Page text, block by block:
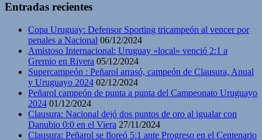
Entradas recientes
Copa Uruguay: Defensor Sporting tricampeón al vencer por
penales a Nacional 06/12/2024
Amistoso Internacional: Uruguay «local» venció 2:1 a
Gremio en Rivera 05/12/2024
Supercampeón : Peñarol arrasó, campeón de Clausura, Anual
y Uruguayo 2024 02/12/2024
Peñarol campeón de punta a punta del Campeonato Uruguayo
2024 01/12/2024
Clausura: Nacional dejó dos puntos de oro al igualar con
Danubio 0:0 en el Viera 27/11/2024
Clausura: Peñarol se floreó 5:1 ante Progreso en el Centenario